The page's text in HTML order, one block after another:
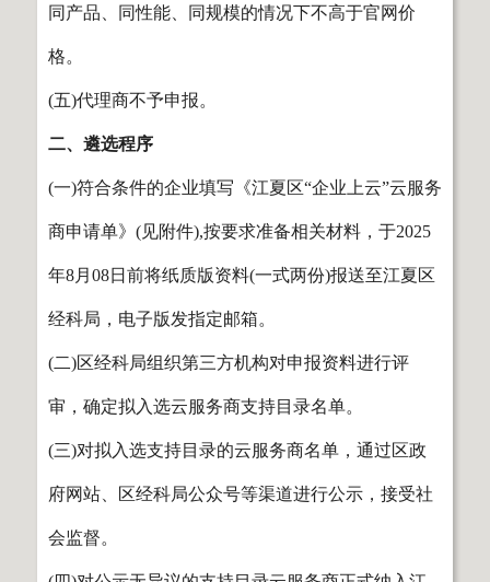
同产品、同性能、同规模的情况下不高于官网价
格。
(五)代理商不予申报。
二、遴选程序
(一)符合条件的企业填写《江夏区“企业上云”云服务
商申请单》(见附件),按要求准备相关材料，于2025
年8月08日前将纸质版资料(一式两份)报送至江夏区
经科局，电子版发指定邮箱。
(二)区经科局组织第三方机构对申报资料进行评
审，确定拟入选云服务商支持目录名单。
(三)对拟入选支持目录的云服务商名单，通过区政
府网站、区经科局公众号等渠道进行公示，接受社
会监督。